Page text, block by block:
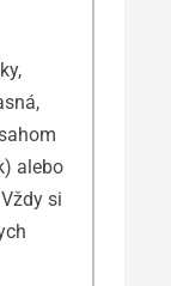
alebo
si